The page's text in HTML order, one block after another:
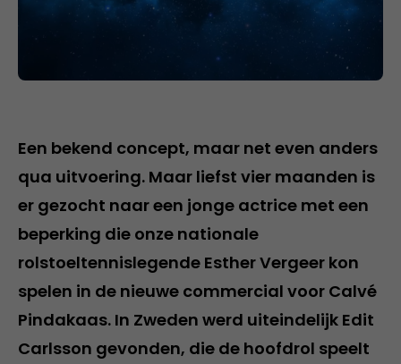
Een bekend concept, maar net even anders
qua uitvoering. Maar liefst vier maanden is
er gezocht naar een jonge actrice met een
beperking die onze nationale
rolstoeltennislegende Esther Vergeer kon
spelen in de nieuwe commercial voor Calvé
Pindakaas. In Zweden werd uiteindelijk Edit
Carlsson gevonden, die de hoofdrol speelt